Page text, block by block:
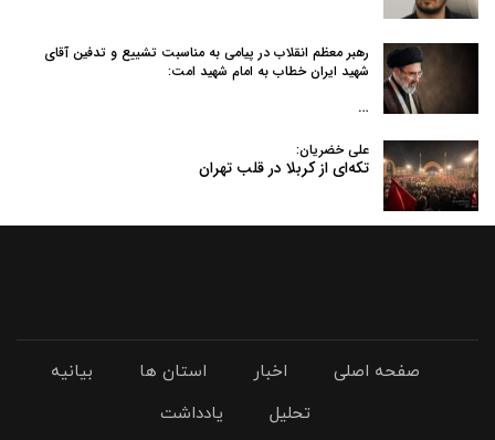
رهبر معظم انقلاب در پیامی به‌ مناسبت تشییع و تدفین آقای
شهید ایران خطاب به امام شهید امت:
…
علی خضریان:
تکه‌ای از کربلا در قلب تهران
صفحه اصلی اخبار استان ها
بیانیه
تحلیل
یادداشت